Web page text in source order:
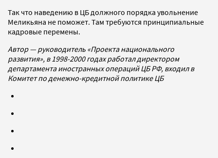
Так что наведению в ЦБ должного порядка увольнение
Меликьяна не поможет. Там требуются принципиальные
кадровые перемены.
Автор — руководитель «Проекта национального
развития», в 1998-2000 годах работал директором
департамента иностранных операций ЦБ РФ, входил в
Комитет по денежно-кредитной политике ЦБ